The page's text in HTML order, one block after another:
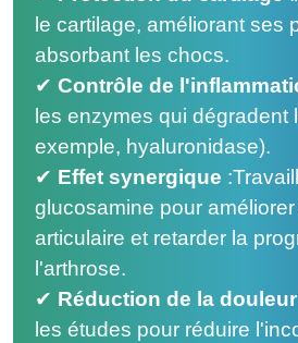
le cartilage, améliorant ses
absorbant les chocs.
✔ Contrôle de
les enzymes qui dégradent
exemple, hyaluronidase).
✔ Effet synergique :
glucosamine pour
articulaire et retarder la
l'arthrose.
✔ Réduction de la douleur
les études pour réduire